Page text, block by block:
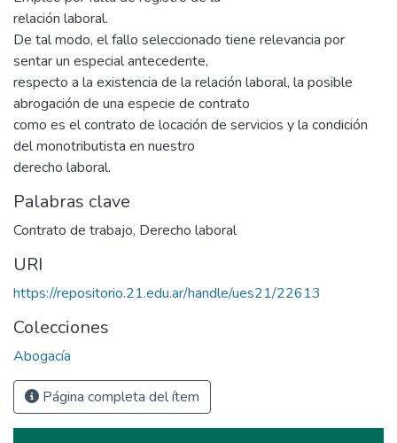
relación laboral.
De tal modo, el fallo seleccionado tiene relevancia por
sentar un especial antecedente,
respecto a la existencia de la relación laboral, la posible
abrogación de una especie de contrato
como es el contrato de locación de servicios y la condición
del monotributista en nuestro
derecho laboral.
Palabras clave
Contrato de trabajo, Derecho laboral
URI
https://repositorio.21.edu.ar/handle/ues21/22613
Colecciones
Abogacía
Página completa del ítem